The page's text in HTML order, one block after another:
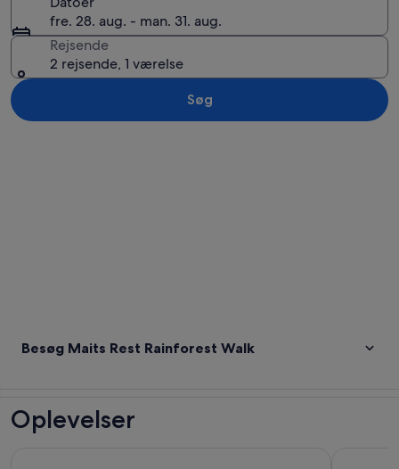
fre. 28. aug. - man. 31. aug.
Rejsende
2 rejsende, 1 værelse
Søg
Besøg Maits Rest Rainforest Walk
Oplevelser